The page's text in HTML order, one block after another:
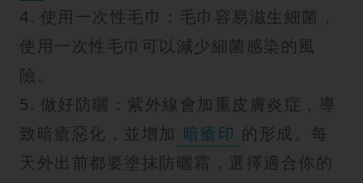
4. 使用一次性毛巾：毛巾容易滋生細菌，
使用一次性毛巾可以減少細菌感染的風
險。
5. 做好防曬：紫外線會加重皮膚炎症，導
致暗瘡惡化，並增加 暗瘡印 的形成。每
天外出前都要塗抹防曬霜，選擇適合你的